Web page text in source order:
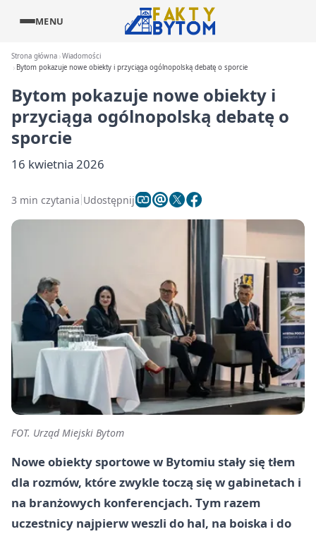
MENU
Strona główna Wiadomości
Bytom pokazuje nowe obiekty i przyciąga ogólnopolską debatę o sporcie
Bytom pokazuje nowe obiekty i
przyciąga ogólnopolską debatę o
sporcie
16 kwietnia 2026
3 min czytania Udostępnij
FOT. Urząd Miejski Bytom
Nowe obiekty sportowe w Bytomiu stały się tłem
dla rozmów, które zwykle toczą się w gabinetach i
na branżowych konferencjach. Tym razem
uczestnicy najpierw weszli do hal, na boiska i do